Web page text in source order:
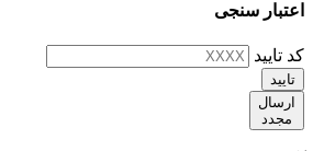
اعتبار سنجی
کد تایید
تایید
ارسال
مجدد